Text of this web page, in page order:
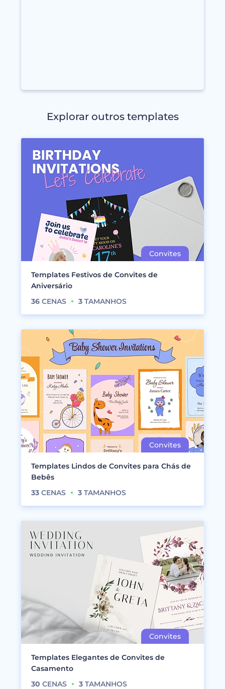
Explorar outros templates
Templates Festivos de Convites de
Aniversário
36 CENAS 3 TAMANHOS
Templates Lindos de Convites para Chás de
Bebês
33 CENAS 3 TAMANHOS
Templates Elegantes de Convites de
Casamento
30 CENAS 3 TAMANHOS